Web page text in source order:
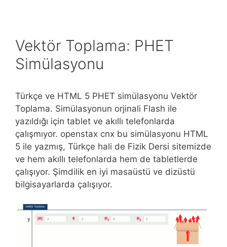
Vektör Toplama: PHET
Simülasyonu
Türkçe ve HTML 5 PHET simülasyonu Vektör
Toplama. Simülasyonun orjinali Flash ile
yazıldığı için tablet ve akıllı telefonlarda
çalışmıyor. openstax cnx bu simülasyonu HTML
5 ile yazmış, Türkçe hali de Fizik Dersi sitemizde
ve hem akıllı telefonlarda hem de tabletlerde
çalışıyor. Şimdilik en iyi masaüstü ve dizüstü
bilgisayarlarda çalışıyor.